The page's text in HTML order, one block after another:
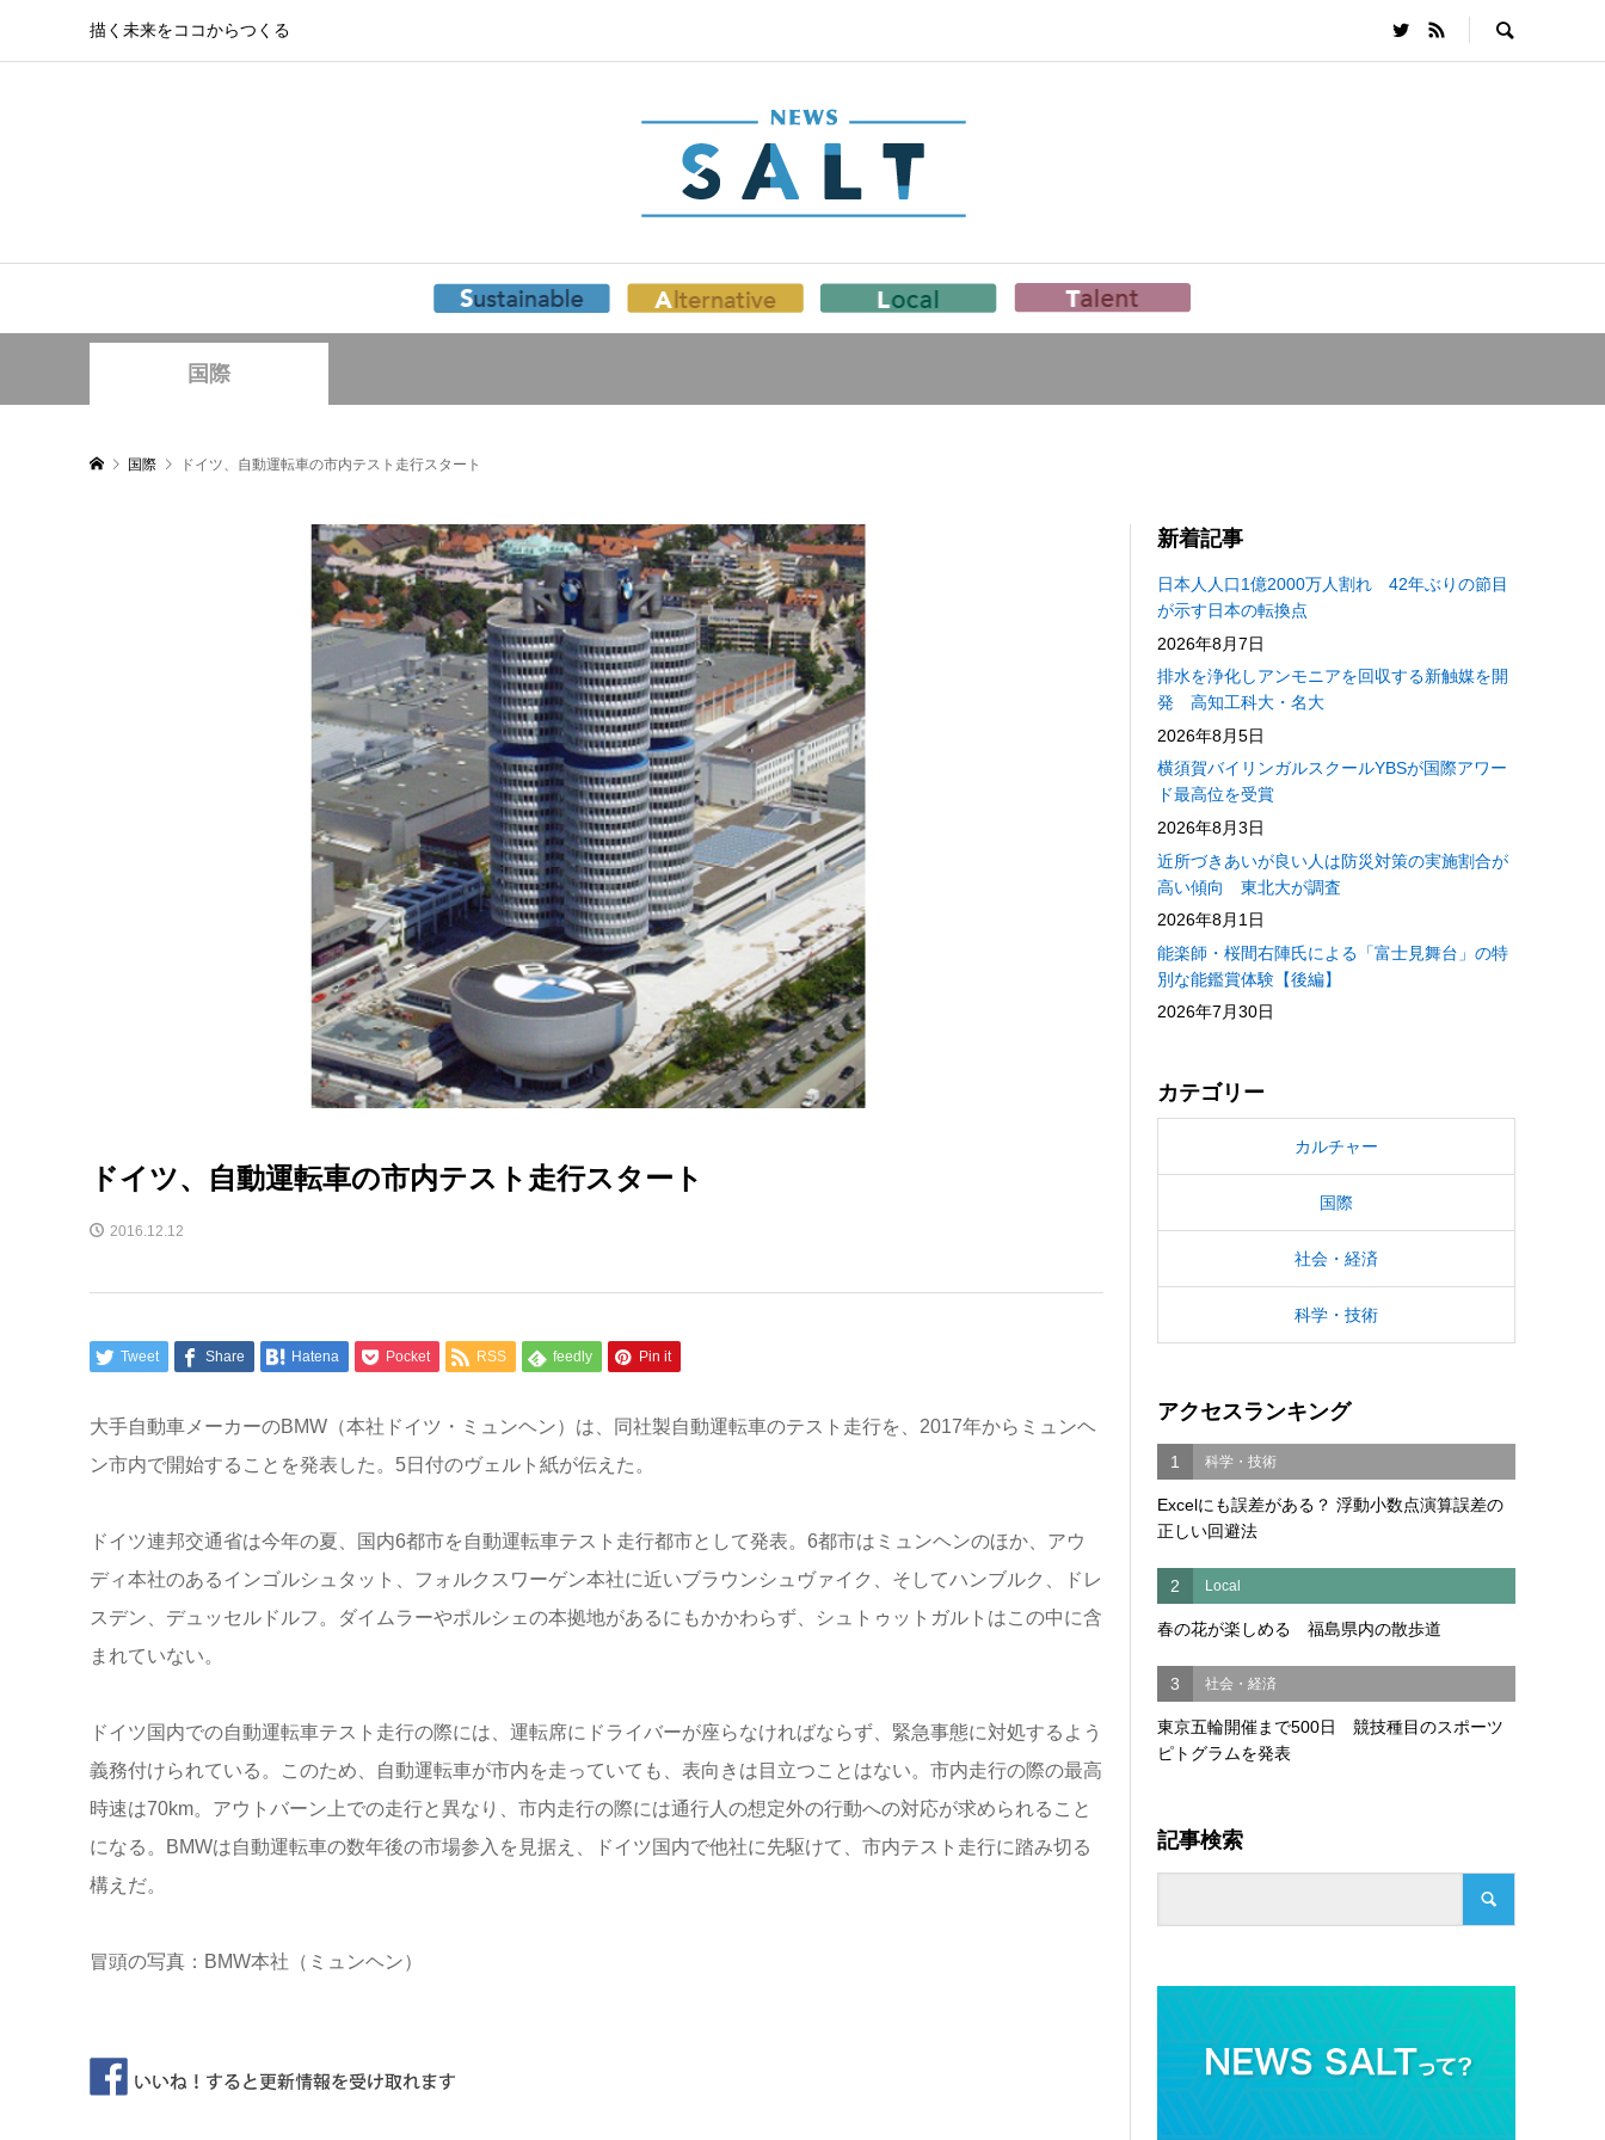
描く未来をココからつくる
国際
国際 ドイツ、自動運転車の市内テスト走行スタート
ドイツ、自動運転車の市内テスト走行スタート
2016.12.12
Tweet Share Hatena Pocket RSS feedly Pin it
大手自動車メーカーのBMW（本社ドイツ・ミュンヘン）は、同社製自動運転車のテスト走行を、2017年からミュンヘ
ン市内で開始することを発表した。5日付のヴェルト紙が伝えた。
ドイツ連邦交通省は今年の夏、国内6都市を自動運転車テスト走行都市として発表。6都市はミュンヘンのほか、アウ
ディ本社のあるインゴルシュタット、フォルクスワーゲン本社に近いブラウンシュヴァイク、そしてハンブルク、ドレ
スデン、デュッセルドルフ。ダイムラーやポルシェの本拠地があるにもかかわらず、シュトゥットガルトはこの中に含
まれていない。
ドイツ国内での自動運転車テスト走行の際には、運転席にドライバーが座らなければならず、緊急事態に対処するよう
義務付けられている。このため、自動運転車が市内を走っていても、表向きは目立つことはない。市内走行の際の最高
時速は70km。アウトバーン上での走行と異なり、市内走行の際には通行人の想定外の行動への対応が求められること
になる。BMWは自動運転車の数年後の市場参入を見据え、ドイツ国内で他社に先駆けて、市内テスト走行に踏み切る
構えだ。
冒頭の写真：BMW本社（ミュンヘン）
新着記事
日本人人口1億2000万人割れ 42年ぶりの節目
が示す日本の転換点
2026年8月7日
排水を浄化しアンモニアを回収する新触媒を開
発 高知工科大・名大
2026年8月5日
横須賀バイリンガルスクールYBSが国際アワー
ド最高位を受賞
2026年8月3日
近所づきあいが良い人は防災対策の実施割合が
高い傾向 東北大が調査
2026年8月1日
能楽師・桜間右陣氏による「富士見舞台」の特
別な能鑑賞体験【後編】
2026年7月30日
カテゴリー
カルチャー
国際
社会・経済
科学・技術
アクセスランキング
1 科学・技術
Excelにも誤差がある？ 浮動小数点演算誤差の
正しい回避法
2 Local
春の花が楽しめる 福島県内の散歩道
3 社会・経済
東京五輪開催まで500日 競技種目のスポーツ
ピトグラムを発表
記事検索